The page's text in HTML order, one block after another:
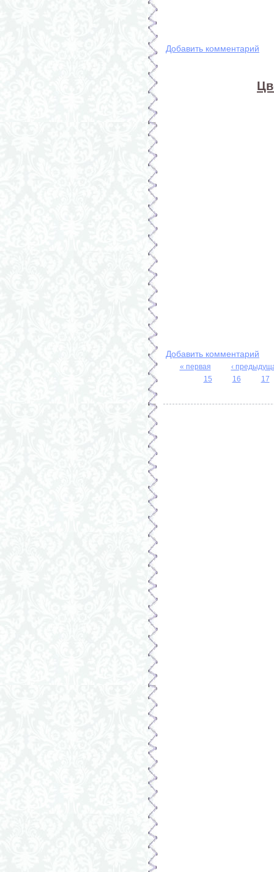
Добавить комментарий
Добавить комментарий
Страницы
« первая
‹
15
16 17